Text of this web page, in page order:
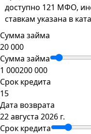
доступно 121 МФО,
ставкам указана в
Сумма займа
Сумма займа
1 000200 000
Срок кредита
Дата возврата
22 августа 2026 г.
Срок кредита